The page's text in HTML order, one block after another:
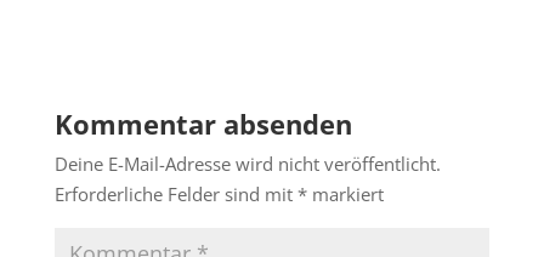
Kommentar absenden
Deine E-Mail-Adresse wird nicht veröffentlicht.
Erforderliche Felder sind mit *markiert